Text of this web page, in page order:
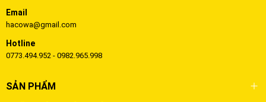
Email
hacowa@gmail.com
Hotline
0773.494.952 - 0982.965.998
SẢN PHẨM